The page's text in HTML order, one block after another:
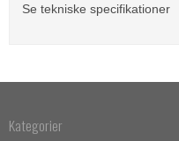
Se tekniske specifikationer
Kategorier